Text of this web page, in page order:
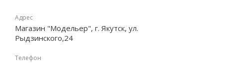
Адрес
Магазин "Модельер", г. Якутск, ул.
Рыдзинского,24
Телефон